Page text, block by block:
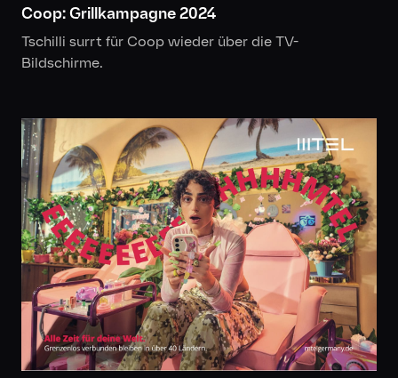
Coop: Grillkampagne 2024
Tschilli surrt für Coop wieder über die TV-
Bildschirme.